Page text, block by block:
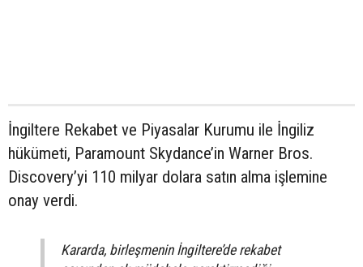
İngiltere Rekabet ve Piyasalar Kurumu ile İngiliz
hükümeti, Paramount Skydance’in Warner Bros.
Discovery’yi 110 milyar dolara satın alma işlemine
onay verdi.
Kararda, birleşmenin İngiltere’de rekabet